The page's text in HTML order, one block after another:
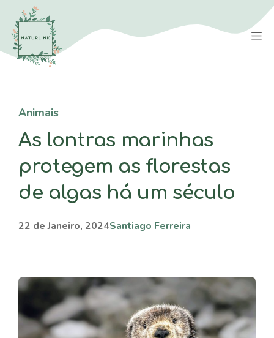
Saltar
para
conteúdo
Animais
As lontras marinhas
protegem as florestas
de algas há um século
22 de Janeiro, 2024Santiago Ferreira